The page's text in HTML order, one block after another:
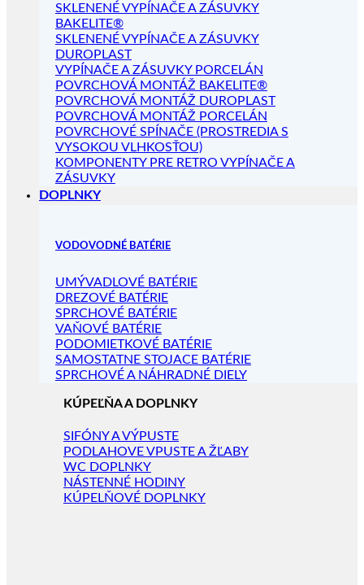
SKLENENÉ VYPÍNAČE A ZÁSUVKY
BAKELITE®
SKLENENÉ VYPÍNAČE A ZÁSUVKY
DUROPLAST
VYPÍNAČE A ZÁSUVKY PORCELÁN
POVRCHOVÁ MONTÁŽ BAKELITE®
POVRCHOVÁ MONTÁŽ DUROPLAST
POVRCHOVÁ MONTÁŽ PORCELÁN
POVRCHOVÉ SPÍNAČE (PROSTREDIA S
VYSOKOU VLHKOSŤOU)
KOMPONENTY PRE RETRO VYPÍNAČE A
ZÁSUVKY
DOPLNKY
VODOVODNÉ BATÉRIE
UMÝVADLOVÉ BATÉRIE
DREZOVÉ BATÉRIE
SPRCHOVÉ BATÉRIE
VAŇOVÉ BATÉRIE
PODOMIETKOVÉ BATÉRIE
SAMOSTATNE STOJACE BATÉRIE
SPRCHOVÉ A NÁHRADNÉ DIELY
KÚPEĽŇA A DOPLNKY
SIFÓNY A VÝPUSTE
PODLAHOVE VPUSTE A ŽĽABY
WC DOPLNKY
NÁSTENNÉ HODINY
KÚPELŇOVÉ DOPLNKY